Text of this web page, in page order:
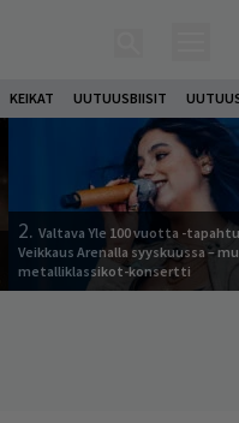
KEIKAT UUTUUSBIISIT
2. Valtava Yle 100 vuotta -
Veikkaus Arenalla syyskuussa –
metalliklassikot-konsertti